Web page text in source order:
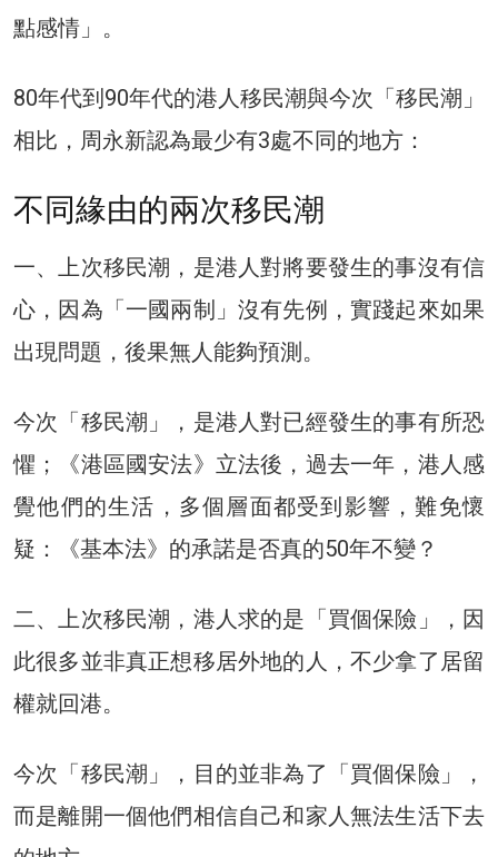
點感情」。
80年代到90年代的港人移民潮與今次「移民潮」
相比，周永新認為最少有3處不同的地方：
不同緣由的兩次移民潮
一、上次移民潮，是港人對將要發生的事沒有信
心，因為「一國兩制」沒有先例，實踐起來如果
出現問題，後果無人能夠預測。
今次「移民潮」，是港人對已經發生的事有所恐
懼；《港區國安法》立法後，過去一年，港人感
覺他們的生活，多個層面都受到影響，難免懷
疑：《基本法》的承諾是否真的50年不變？
二、上次移民潮，港人求的是「買個保險」，因
此很多並非真正想移居外地的人，不少拿了居留
權就回港。
今次「移民潮」，目的並非為了「買個保險」，
而是離開一個他們相信自己和家人無法生活下去